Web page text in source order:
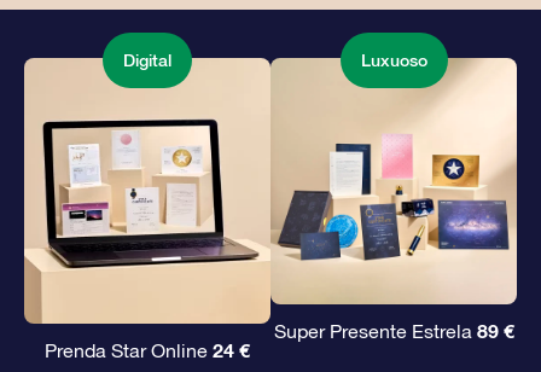
Digital
Prenda Star Online 24 €
Luxuoso
Super Presente Estrela 89 €